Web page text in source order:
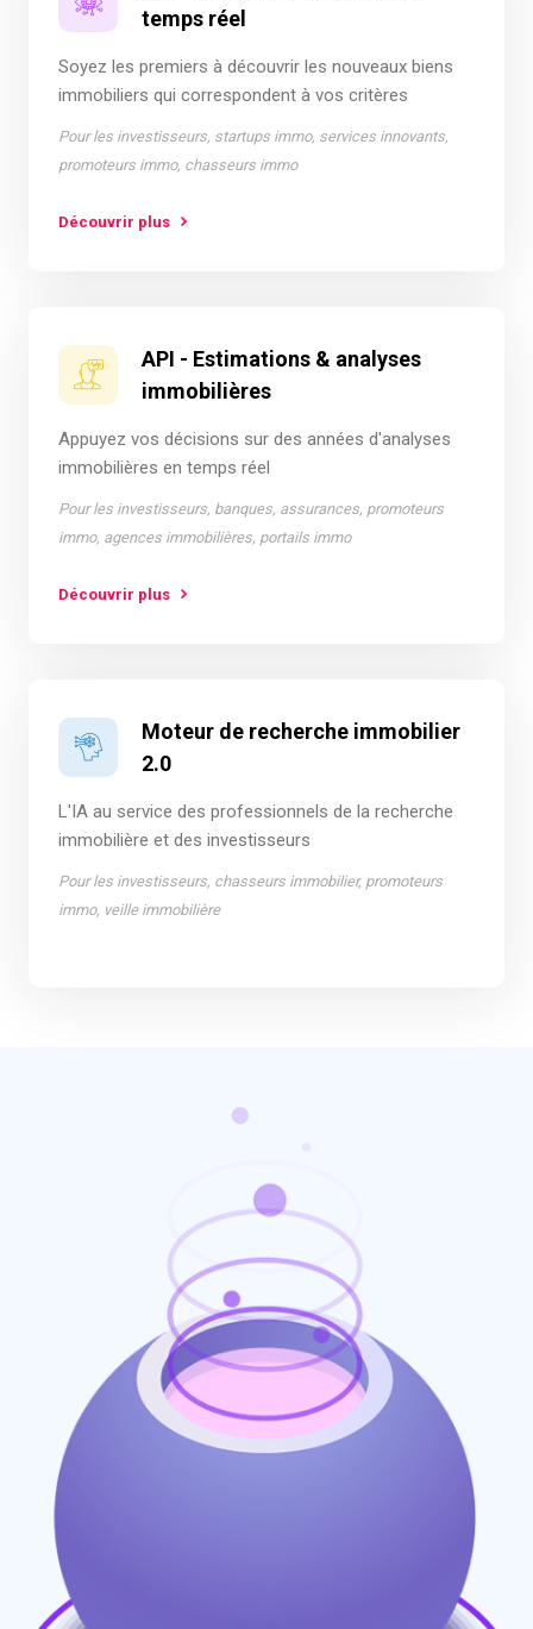
temps réel
Soyez les premiers à découvrir les nouveaux biens
immobiliers qui correspondent à vos critères
Pour les investisseurs, startups immo, services innovants,
promoteurs immo, chasseurs immo
Découvrir plus
API - Estimations & analyses
immobilières
Appuyez vos décisions sur des années d'analyses
immobilières en temps réel
Pour les investisseurs, banques, assurances, promoteurs
immo, agences immobilières, portails immo
Découvrir plus
Moteur de recherche immobilier
2.0
L'IA au service des professionnels de la recherche
immobilière et des investisseurs
Pour les investisseurs, chasseurs immobilier, promoteurs
immo, veille immobilière